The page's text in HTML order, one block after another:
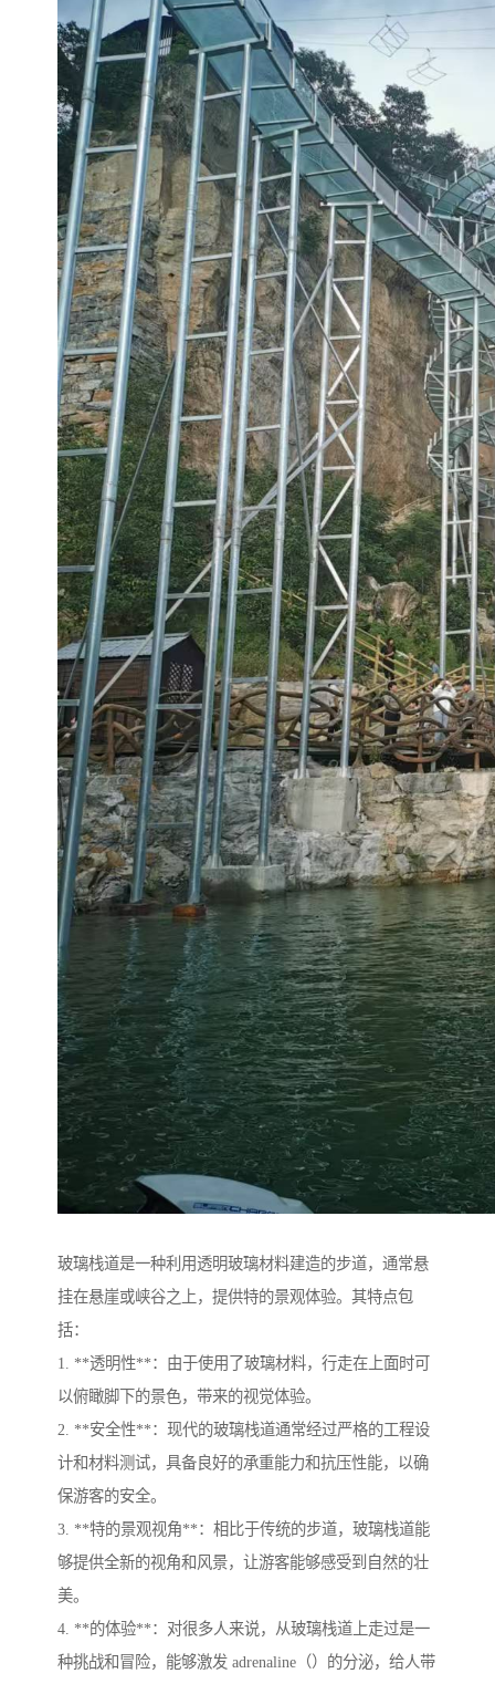
玻璃栈道是一种利用透明玻璃材料建造的步道，通常悬
挂在悬崖或峡谷之上，提供特的景观体验。其特点包
括：
1. **透明性**：由于使用了玻璃材料，行走在上面时可
以俯瞰脚下的景色，带来的视觉体验。
2. **安全性**：现代的玻璃栈道通常经过严格的工程设
计和材料测试，具备良好的承重能力和抗压性能，以确
保游客的安全。
3. **特的景观视角**：相比于传统的步道，玻璃栈道能
够提供全新的视角和风景，让游客能够感受到自然的壮
美。
4. **的体验**：对很多人来说，从玻璃栈道上走过是一
种挑战和冒险，能够激发 adrenaline（）的分泌，给人带